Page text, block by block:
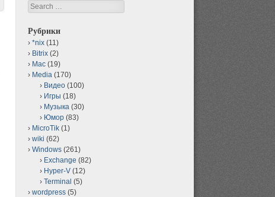
Search
Рубрики
*nix (11)
Bitrix (2)
Mac (19)
Media (170)
Видео (100)
Игры (18)
Музыка (30)
Юмор (83)
MicroTik (1)
wiki (62)
Windows (261)
Exchange (82)
Hyper-V (12)
Terminal (5)
wordpress (5)